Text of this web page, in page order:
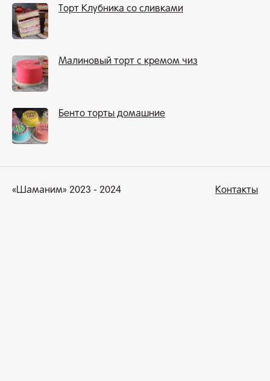
Торт Клубника со сливками
Малиновый торт с кремом чиз
Бенто торты домашние
«Шаманим» 2023 - 2024 Контакты